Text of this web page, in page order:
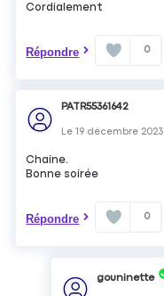
Cordialement
Répondre 0
PATR55361642
Le19 décembre 2023
Chaine.
Bonne soirée
Répondre 0
gouninette